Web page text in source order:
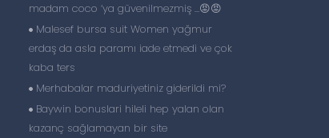
madam coco ‘ya güvenilmezmiş …😡😡
Malesef bursa suit Women yağmur
erdaş da asla paramı iade etmedi ve çok
kaba ters
Merhabalar maduriyetiniz giderildi mi?
Baywin bonuslari hileli hep yalan olan
kazanç sağlamayan bir site